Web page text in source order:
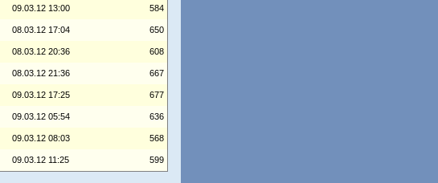
09.03.12 13:00 584
08.03.12 17:04 650
08.03.12 20:36 608
08.03.12 21:36 667
09.03.12 17:25 677
09.03.12 05:54 636
09.03.12 08:03 568
09.03.12 11:25 599